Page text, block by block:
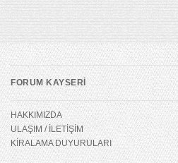
FORUM KAYSERİ
HAKKIMIZDA
ULAŞIM / İLETİŞİM
KİRALAMA DUYURULARI